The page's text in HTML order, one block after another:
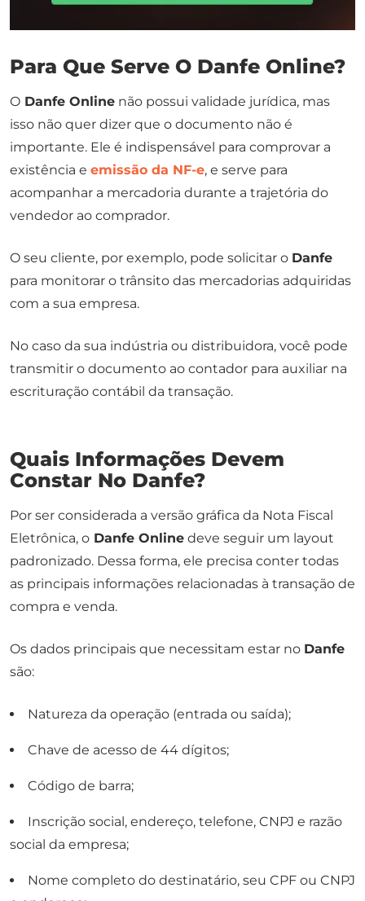
Para Que Serve O Danfe Online?
O Danfe Online não possui validade jurídica, mas
isso não quer dizer que o documento não é
importante. Ele é indispensável para comprovar a
existência e emissão da NF-e, e serve para
acompanhar a mercadoria durante a trajetória do
vendedor ao comprador.
O seu cliente, por exemplo, pode solicitar o Danfe
para monitorar o trânsito das mercadorias adquiridas
com a sua empresa.
No caso da sua indústria ou distribuidora, você pode
transmitir o documento ao contador para auxiliar na
escrituração contábil da transação.
Quais Informações Devem
Constar No Danfe?
Por ser considerada a versão gráfica da Nota Fiscal
Eletrônica, o Danfe Online deve seguir um layout
padronizado. Dessa forma, ele precisa conter todas
as principais informações relacionadas à transação de
compra e venda.
Os dados principais que necessitam estar no Danfe
são:
Natureza da operação (entrada ou saída);
Chave de acesso de 44 dígitos;
Código de barra;
Inscrição social, endereço, telefone, CNPJ e razão
social da empresa;
Nome completo do destinatário, seu CPF ou CNPJ